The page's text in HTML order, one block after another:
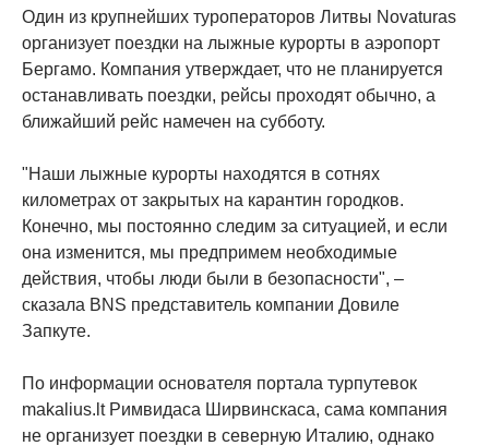
Один из крупнейших туроператоров Литвы Novaturas
организует поездки на лыжные курорты в аэропорт
Бергамо. Компания утверждает, что не планируется
останавливать поездки, рейсы проходят обычно, а
ближайший рейс намечен на субботу.
"Наши лыжные курорты находятся в сотнях
километрах от закрытых на карантин городков.
Конечно, мы постоянно следим за ситуацией, и если
она изменится, мы предпримем необходимые
действия, чтобы люди были в безопасности", –
сказала BNS представитель компании Довиле
Запкуте.
По информации основателя портала турпутевок
makalius.lt Римвидаса Ширвинскаса, сама компания
не организует поездки в северную Италию, однако